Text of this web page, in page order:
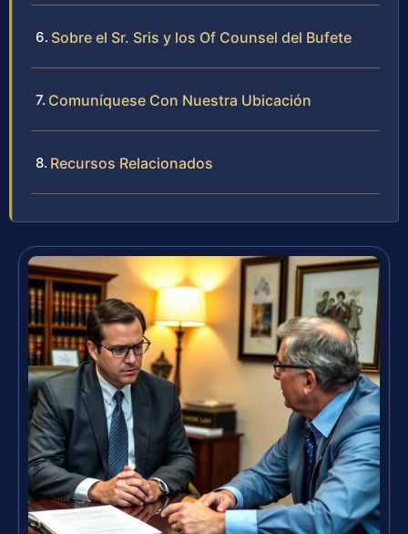
Sobre el Sr. Sris y los Of Counsel del Bufete
Comuníquese Con Nuestra Ubicación
Recursos Relacionados